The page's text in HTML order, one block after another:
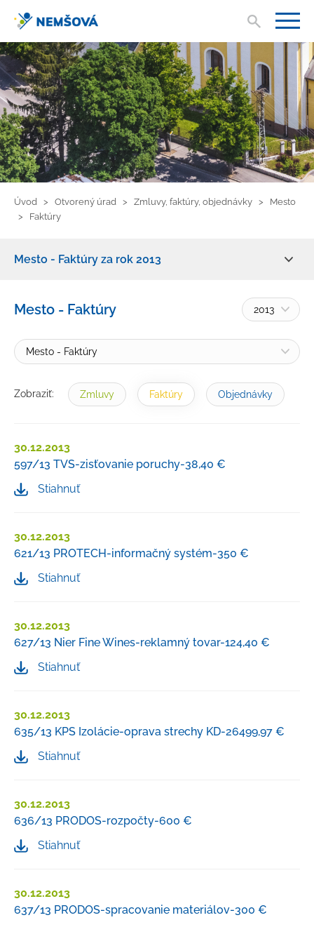
Úvod Otvorený úrad Zmluvy, faktúry, objednávky
Mesto
Faktúry
Mesto - Faktúry za rok 2013
Žiadosť o informácie
Petície a sťažnosti
Rozpočet
Verejné obstarávanie
Výberové konania, pracovné ponuky
Tlačivá a formuláre
Cenníky mesta
Úradná tabuľa
Transparentný účet
Mesto - Faktúry 2013
Mesto - Faktúry
Zobraziť: Zmluvy Faktúry Objednávky
30.12.2013
597/13 TVS-zisťovanie poruchy-38,40 €
Stiahnuť
30.12.2013
621/13 PROTECH-informačný systém-350 €
Stiahnuť
30.12.2013
627/13 Nier Fine Wines-reklamný tovar-124,40 €
Stiahnuť
30.12.2013
635/13 KPS Izolácie-oprava strechy KD-26499,97 €
Stiahnuť
30.12.2013
636/13 PRODOS-rozpočty-600 €
Stiahnuť
30.12.2013
637/13 PRODOS-spracovanie materiálov-300 €